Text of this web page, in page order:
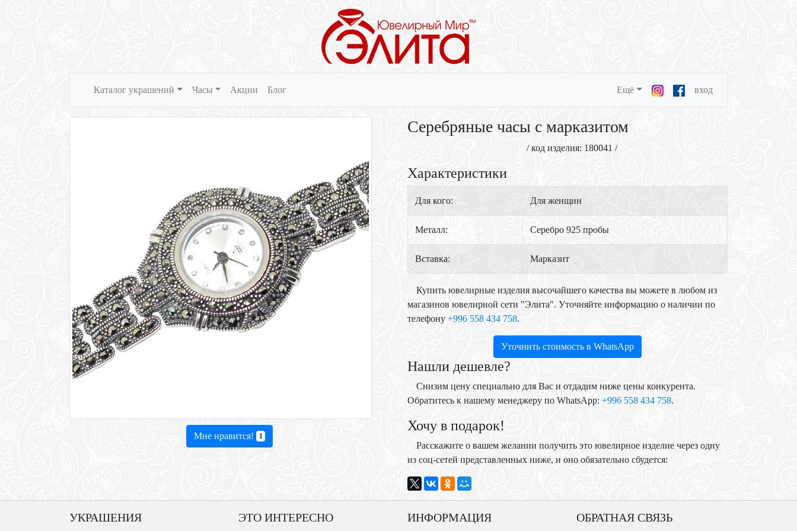
Каталог украшений Часы Акции Блог Ещё вход
Мне нравится! 1
Серебряные часы с марказитом
/ код изделия: 180041 /
Характеристики
Для кого: Для женщин
Металл: Серебро 925 пробы
Вставка: Марказит
Купить ювелирные изделия высочайшего качества вы можете в любом из
магазинов ювелирной сети "Элита". Уточняйте информацию о наличии по
телефону +996 558 434 758.
Уточнить стоимость в WhatsApp
Нашли дешевле?
Снизим цену специально для Вас и отдадим ниже цены конкурента.
Обратитесь к нашему менеджеру по WhatsApp: +996 558 434 758.
Хочу в подарок!
Расскажите о вашем желании получить это ювелирное изделие через одну
из соц-сетей представленных ниже, и оно обязательно сбудется:
УКРАШЕНИЯ ЭТО ИНТЕРЕСНО ИНФОРМАЦИЯ ОБРАТНАЯ СВЯЗЬ